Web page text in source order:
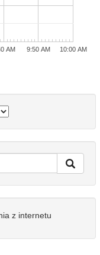
AM 9:50 AM 10:00 AM
z internetu